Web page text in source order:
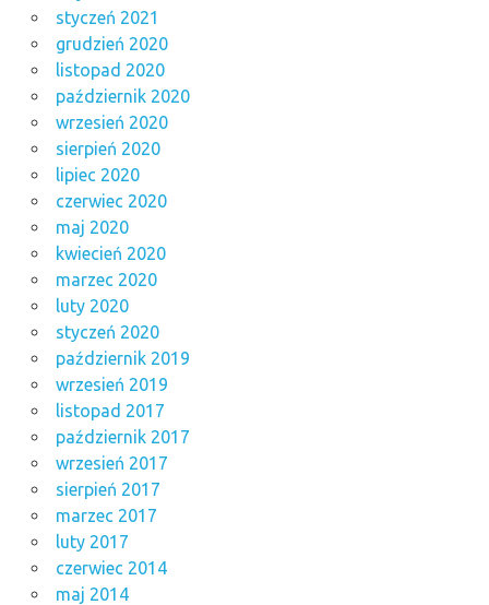
styczeń 2021
grudzień 2020
listopad 2020
październik 2020
wrzesień 2020
sierpień 2020
lipiec 2020
czerwiec 2020
maj 2020
kwiecień 2020
marzec 2020
luty 2020
styczeń 2020
październik 2019
wrzesień 2019
listopad 2017
październik 2017
wrzesień 2017
sierpień 2017
marzec 2017
luty 2017
czerwiec 2014
maj 2014